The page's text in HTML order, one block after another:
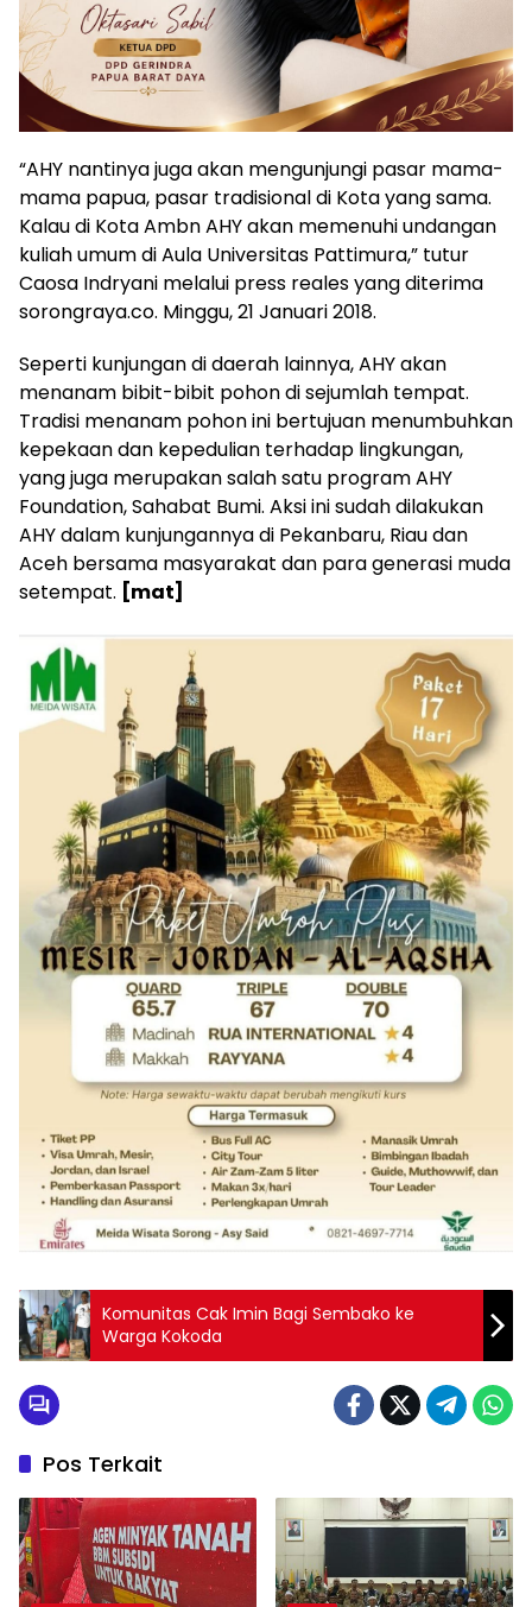
“AHY nantinya juga akan mengunjungi pasar mama-
mama papua, pasar tradisional di Kota yang sama.
Kalau di Kota Ambn AHY akan memenuhi undangan
kuliah umum di Aula Universitas Pattimura,” tutur
Caosa Indryani melalui press reales yang diterima
sorongraya.co. Minggu, 21 Januari 2018.
Seperti kunjungan di daerah lainnya, AHY akan
menanam bibit-bibit pohon di sejumlah tempat.
Tradisi menanam pohon ini bertujuan menumbuhkan
kepekaan dan kepedulian terhadap lingkungan,
yang juga merupakan salah satu program AHY
Foundation, Sahabat Bumi. Aksi ini sudah dilakukan
AHY dalam kunjungannya di Pekanbaru, Riau dan
Aceh bersama masyarakat dan para generasi muda
setempat. [mat]
Komunitas Cak Imin Bagi Sembako ke
Warga Kokoda
Pos Terkait